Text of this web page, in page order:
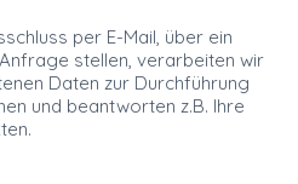
per E-Mail, über ein
stellen, verarbeiten wir
Daten zur Durchführung
und beantworten z.B. Ihre